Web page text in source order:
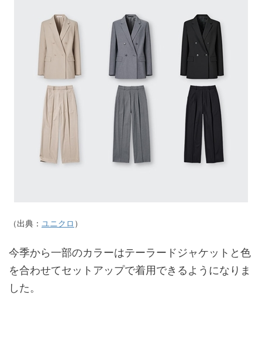
（出典： ユニクロ ）
今季から一部のカラーはテーラードジャケットと色
を合わせてセットアップで着用できるようになりま
した。